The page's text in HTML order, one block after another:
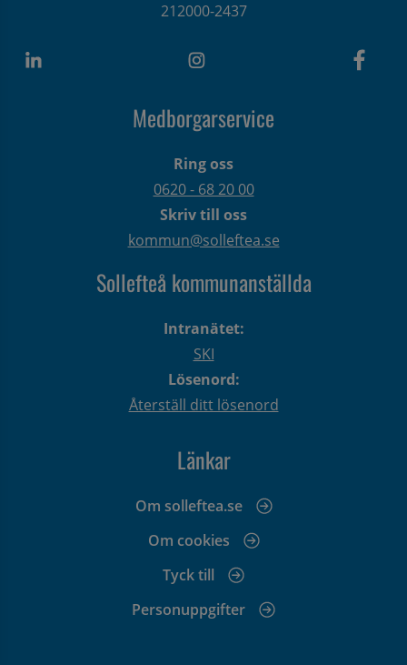
212000-2437
Medborgarservice
Ring oss
0620 - 68 20 00
Skriv till oss
kommun@solleftea.se
Sollefteå kommunanställda
Intranätet:
SKI
Lösenord:
Återställ ditt lösenord
Länkar
Om solleftea.se
Om cookies
Tyck till
Personuppgifter